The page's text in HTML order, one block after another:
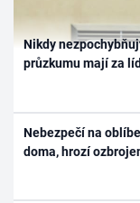
Nikdy
průzkumu mají za
Nebezpečí na
doma, hrozí